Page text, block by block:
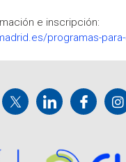
e inscripción:
programas-